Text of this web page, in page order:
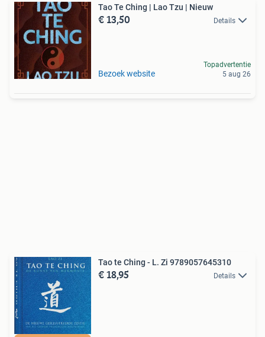
Tao Te Ching | Lao Tzu | Nieuw
€ 13,50 Details
Bezoek website
Topadvertentie
5 aug 26
Tao te Ching - L. Zi 9789057645310
€ 18,95 Details